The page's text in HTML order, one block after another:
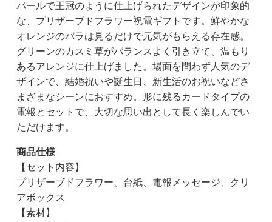
パールで王冠のように仕上げられたデザインが印象的
な、プリザーブドフラワー祝電ギフトです。鮮やかな
オレンジのバラは見るだけで元気がもらえる存在感。
グリーンのカスミ草がバランスよく引き立て、温もり
あるアレンジに仕上げました。場面を問わず人気のデ
ザインで、結婚祝いや誕生日、新生活のお祝いなどさ
まざまなシーンにおすすめ。形に残るカードタイプの
電報とセットで、大切な思い出として長く楽しんでい
ただけます。
商品仕様
【セット内容】
プリザーブドフラワー、台紙、電報メッセージ、クリ
アボックス
【素材】